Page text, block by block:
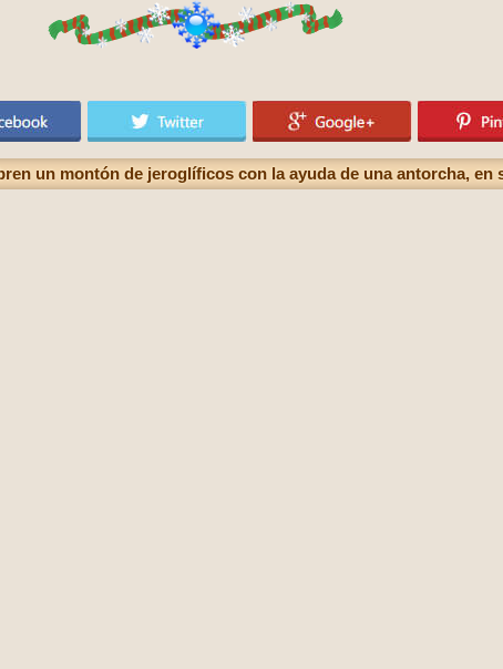
un montón de jeroglíficos con la ayuda de una antorcha,